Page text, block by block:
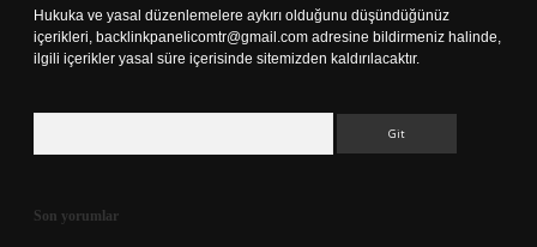
Hukuka ve yasal düzenlemelere aykırı olduğunu düşündüğünüz
içerikleri, backlinkpanelicomtr@gmail.com adresine bildirmeniz halinde,
ilgili içerikler yasal süre içerisinde sitemizden kaldırılacaktır.
Son yorumlar